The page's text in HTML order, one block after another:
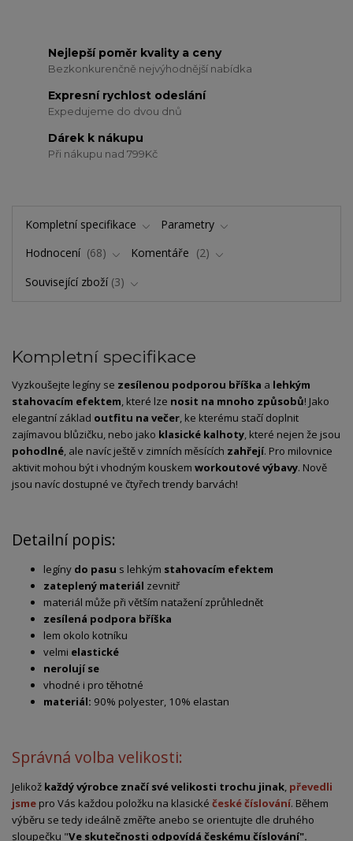
Nejlepší poměr kvality a ceny
Bezkonkurenčně nejvýhodnější nabídka
Expresní rychlost odeslání
Expedujeme do dvou dnů
Dárek k nákupu
Při nákupu nad 799Kč
Kompletní specifikace
Parametry
Hodnocení
68 Komentáře
2
Související zboží 3
Kompletní specifikace
Vyzkoušejte legíny se zesílenou podporou bříška a lehkým
stahovacím efektem, které lze nosit na mnoho způsobů! Jako
elegantní základ outfitu na večer, ke kterému stačí doplnit
zajímavou blůzičku, nebo jako klasické kalhoty, které nejen že jsou
pohodlné, ale navíc ještě v zimních měsících zahřejí. Pro milovnice
aktivit mohou být i vhodným kouskem workoutové výbavy. Nově
jsou navíc dostupné ve čtyřech trendy barvách!
Detailní popis:
legíny do pasu s lehkým stahovacím efektem
zateplený materiál zevnitř
materiál může při větším natažení zprůhlednět
zesílená podpora bříška
lem okolo kotníku
velmi elastické
nerolují se
vhodné i pro těhotné
materiál: 90% polyester, 10% elastan
Správná volba velikosti:
Jelikož každý výrobce značí své velikosti trochu jinak, převedli
jsme pro Vás každou položku na klasické české číslování. Během
výběru se tedy ideálně změřte anebo se orientujte dle druhého
sloupečku "Ve skutečnosti odpovídá českému číslování".